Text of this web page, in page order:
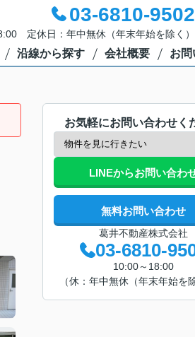
03-6810-9502
定休日：年中無休（年末年始を除く）
沿線から探す 会社概要 お問
お気軽にお問い合わせく
LINEからお問い合わ
無料お問い合わせ
葛井不動産株式会社
03-6810-
10:00～18:00
（休：年中無休（年末年始を